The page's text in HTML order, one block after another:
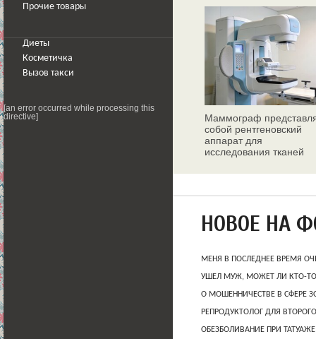
Прочие товары
Диеты
Косметичка
Вызов такси
[an error occurred while processing this
directive]
Маммограф
собой рентгеновский
аппарат для
исследования тканей
НОВОЕ НА
МЕНЯ В ПОСЛЕДНЕЕ ВРЕМЯ
УШЕЛ МУЖ, МОЖЕТ ЛИ КТО-ТО
О МОШЕННИЧЕСТВЕ В СФЕРЕ
РЕПРОДУКТОЛОГ ДЛЯ
ОБЕЗБОЛИВАНИЕ ПРИ